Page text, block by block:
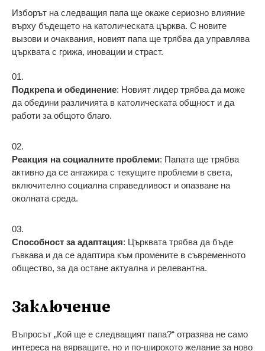
Изборът на следващия папа ще окаже сериозно влияние
върху бъдещето на католическата църква. С новите
вызови и очаквания, новият папа ще трябва да управлява
църквата с грижа, иновации и страст.
Подкрепа и обединение: Новият лидер трябва да може
да обедини различията в католическата общност и да
работи за общото благо.
Реакция на социалните проблеми: Папата ще трябва
активно да се ангажира с текущите проблеми в света,
включително социална справедливост и опазване на
околната среда.
Способност за адаптация: Църквата трябва да бъде
гъвкава и да се адаптира към промените в съвременното
общество, за да остане актуална и релевантна.
Заключение
Въпросът „Кой ще е следващият папа?“ отразява не само
интереса на вярващите, но и по-широкото желание за ново